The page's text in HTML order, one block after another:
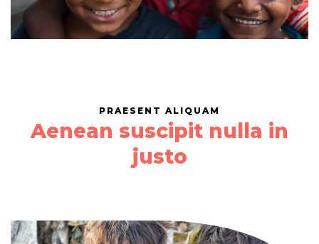
PRAESENT ALIQUAM
Aenean suscipit nulla in
justo